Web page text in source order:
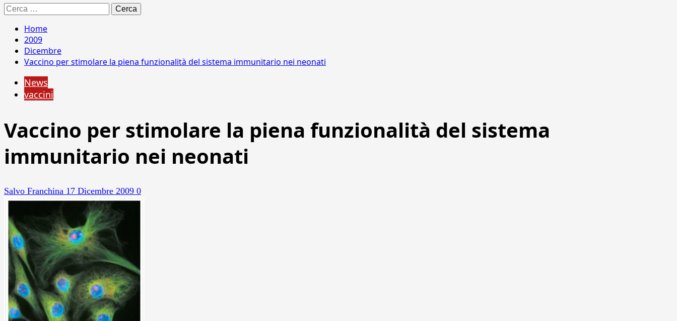
Ricerca
per:
Home
2009
Dicembre
Vaccino per stimolare la piena funzionalità del sistema immunitario nei neonati
News
vaccini
Vaccino per stimolare la piena funzionalità del sistema
immunitario nei neonati
Salvo Franchina 17 Dicembre 2009 0